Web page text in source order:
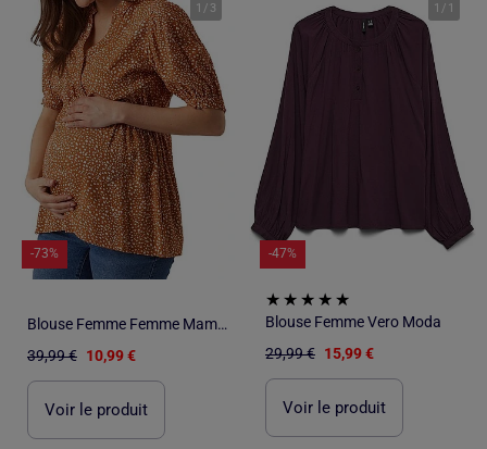
1 / 3
-73%
Blouse Femme Femme Mamalicious
39,99 € 10,99 €
Voir le produit
1 / 1
-47%
Blouse Femme Vero Moda
29,99 € 15,99 €
Voir le produit